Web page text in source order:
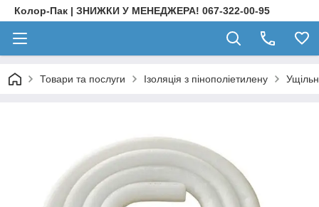
Колор-Пак | ЗНИЖКИ У МЕНЕДЖЕРА! 067-322-00-95
Товари та послуги Ізоляція з пінополіетилену